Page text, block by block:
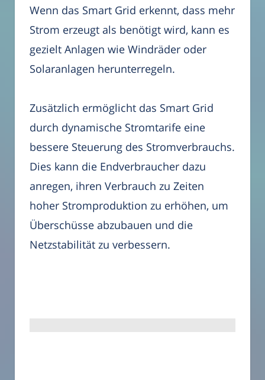
Wenn das Smart Grid erkennt, dass mehr
Strom erzeugt als benötigt wird, kann es
gezielt Anlagen wie Windräder oder
Solaranlagen herunterregeln.
Zusätzlich ermöglicht das Smart Grid
durch dynamische Stromtarife eine
bessere Steuerung des Stromverbrauchs.
Dies kann die Endverbraucher dazu
anregen, ihren Verbrauch zu Zeiten
hoher Stromproduktion zu erhöhen, um
Überschüsse abzubauen und die
Netzstabilität zu verbessern.